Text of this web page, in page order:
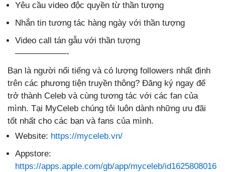
Yêu cầu video độc quyền từ thần tượng
Nhắn tin tương tác hàng ngày với thần tượng
Video call tán gẫu với thần tượng
——————-
Bạn là người nổi tiếng và có lượng followers nhất định
trên các phương tiện truyền thông? Đăng ký ngay để
trở thành Celeb và cùng tương tác với các fan của
mình. Tại MyCeleb chúng tôi luôn dành những ưu đãi
tốt nhất cho các bạn và fans của mình.
Website: https://myceleb.vn/
Appstore:
https://apps.apple.com/gb/app/myceleb/id1625808016